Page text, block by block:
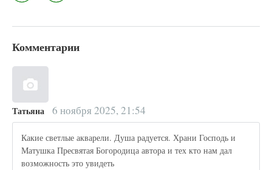
Комментарии
Татьяна 6 ноября 2025, 21:54
Какие светлые акварели. Душа радуется. Храни Господь и
Матушка Пресвятая Богородица автора и тех кто нам дал
возможность это увидеть